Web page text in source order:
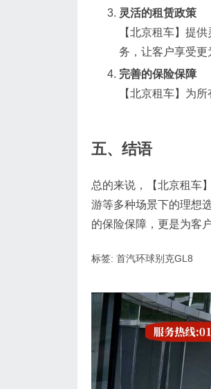
灵活的租赁政策
【北京租车】提
务，让客户享受更
完善的保险保障
【北京租车】为
五、结语
总的来说，【北京租车
游等多种场景下的理想
的保险保障，更是为客
标签: 首汽环球别克GL8